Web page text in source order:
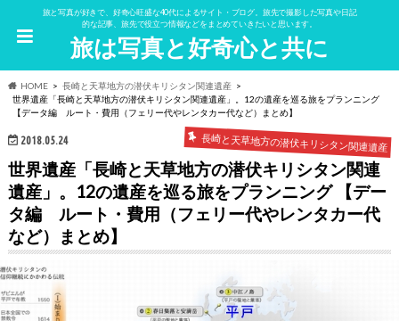
旅と写真が好きで、好奇心旺盛な40代によるサイト・ブログ。旅先で撮影した写真や日記
的な記事、旅先で役立つ情報などをまとめていきたいと思います。
旅は写真と好奇心と共に
HOME
長崎と天草地方の潜伏キリシタン関連遺産
世界遺産「長崎と天草地方の潜伏キリシタン関連遺産」。12の遺産を巡る旅をプランニング
【データ編 ルート・費用（フェリー代やレンタカー代など）まとめ】
2018.05.24 長崎と天草地方の潜伏キリシタン関連遺産
世界遺産「長崎と天草地方の潜伏キリシタン関連
遺産」。12の遺産を巡る旅をプランニング 【デー
タ編 ルート・費用（フェリー代やレンタカー代
など）まとめ】